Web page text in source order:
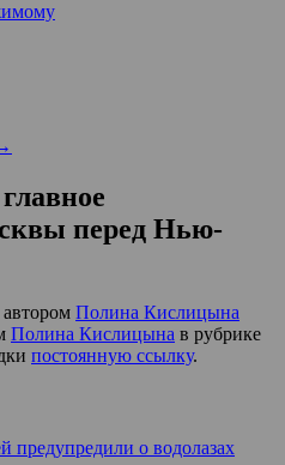
перед Нью-
автором Полина Кислицына
Полина Кислицына в рубрике
постоянную ссылку.